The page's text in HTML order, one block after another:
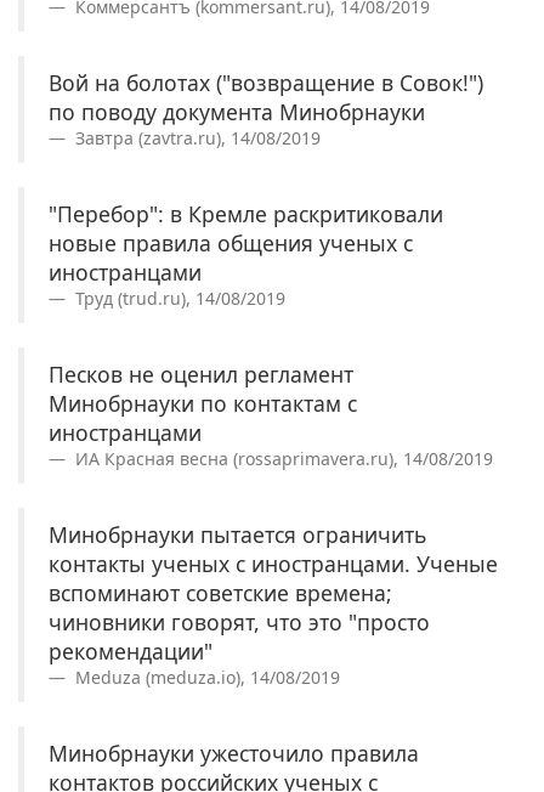
Коммерсантъ (kommersant.ru), 14/08/2019
Вой на болотах ("возвращение в Совок!")
по поводу документа Минобрнауки
Завтра (zavtra.ru), 14/08/2019
"Перебор": в Кремле раскритиковали
новые правила общения ученых с
иностранцами
Труд (trud.ru), 14/08/2019
Песков не оценил регламент
Минобрнауки по контактам с
иностранцами
ИА Красная весна (rossaprimavera.ru), 14/08/2019
Минобрнауки пытается ограничить
контакты ученых с иностранцами. Ученые
вспоминают советские времена;
чиновники говорят, что это "просто
рекомендации"
Meduza (meduza.io), 14/08/2019
Минобрнауки ужесточило правила
контактов российских ученых с